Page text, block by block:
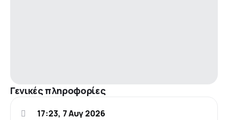
Γενικές πληροφορίες
17:23, 7 Αυγ 2026